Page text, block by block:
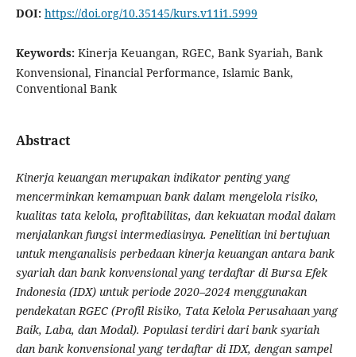
DOI: https://doi.org/10.35145/kurs.v11i1.5999
Keywords: Kinerja Keuangan, RGEC, Bank Syariah, Bank
Konvensional, Financial Performance, Islamic Bank,
Conventional Bank
Abstract
Kinerja keuangan merupakan indikator penting yang
mencerminkan kemampuan bank dalam mengelola risiko,
kualitas tata kelola, profitabilitas, dan kekuatan modal dalam
menjalankan fungsi intermediasinya. Penelitian ini bertujuan
untuk menganalisis perbedaan kinerja keuangan antara bank
syariah dan bank konvensional yang terdaftar di Bursa Efek
Indonesia (IDX) untuk periode 2020–2024 menggunakan
pendekatan RGEC (Profil Risiko, Tata Kelola Perusahaan yang
Baik, Laba, dan Modal). Populasi terdiri dari bank syariah
dan bank konvensional yang terdaftar di IDX, dengan sampel